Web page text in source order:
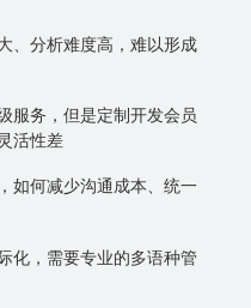
、分析难度高，难以形成
服务，但是定制开发会员
活性差
如何减少沟通成本、统一
化，需要专业的多语种管